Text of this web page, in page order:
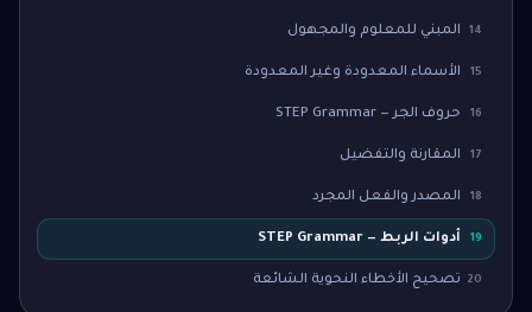
14 المبني للمعلوم والمجهول
15 الأسماء المعدودة وغير المعدودة
16 حروف الجر — STEP Grammar
17 المقارنة والتفضيل
18 المصدر والفعل المجرد
19 أدوات الربط — STEP Grammar
20 تصحيح الأخطاء النحوية الشائعة